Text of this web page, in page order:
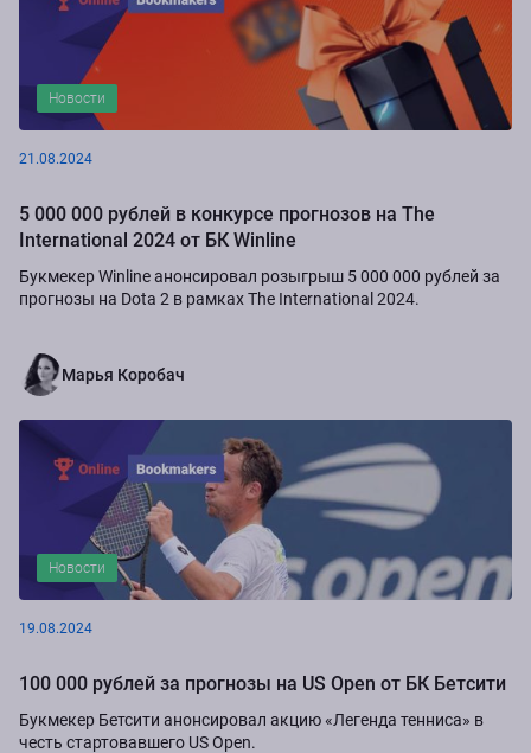
Новости
21.08.2024
5 000 000 рублей в конкурсе прогнозов на The
International 2024 от БК Winline
Букмекер Winline анонсировал розыгрыш 5 000 000 рублей за
прогнозы на Dota 2 в рамках The International 2024.
Марья Коробач
Новости
19.08.2024
100 000 рублей за прогнозы на US Open от БК Бетсити
Букмекер Бетсити анонсировал акцию «Легенда тенниса» в
честь стартовавшего US Open.